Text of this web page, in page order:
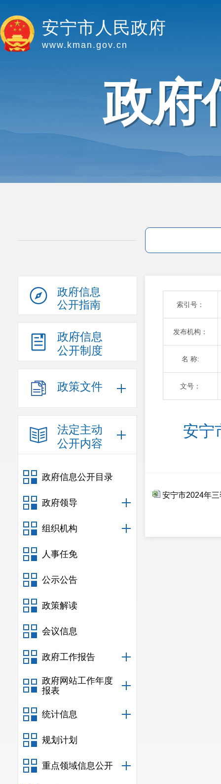
安宁市人民政府
www.kman.gov.cn
政府
政府信息
公开指南
政府信息
公开制度
政策文件
法定主动
公开内容
政府信息公开目录
政府领导
组织机构
人事任免
公示公告
政策解读
会议信息
政府工作报告
政府网站工作年度
报表
统计信息
规划计划
重点领域信息公开
索引号：
发布机构：
名 称:
文号：
安宁
安宁市2024年